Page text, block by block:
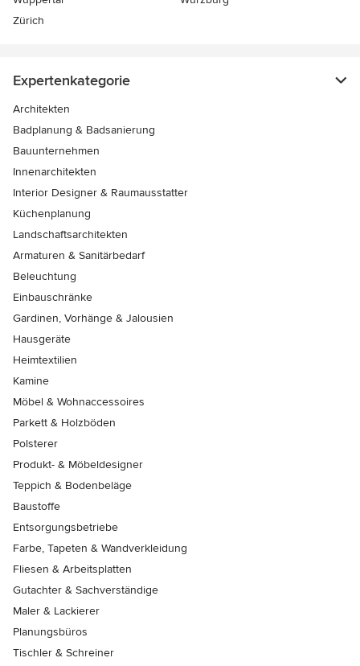
Zürich
Expertenkategorie
Architekten
Badplanung & Badsanierung
Bauunternehmen
Innenarchitekten
Interior Designer & Raumausstatter
Küchenplanung
Landschaftsarchitekten
Armaturen & Sanitärbedarf
Beleuchtung
Einbauschränke
Gardinen, Vorhänge & Jalousien
Hausgeräte
Heimtextilien
Kamine
Möbel & Wohnaccessoires
Parkett & Holzböden
Polsterer
Produkt- & Möbeldesigner
Teppich & Bodenbeläge
Baustoffe
Entsorgungsbetriebe
Farbe, Tapeten & Wandverkleidung
Fliesen & Arbeitsplatten
Gutachter & Sachverständige
Maler & Lackierer
Planungsbüros
Tischler & Schreiner